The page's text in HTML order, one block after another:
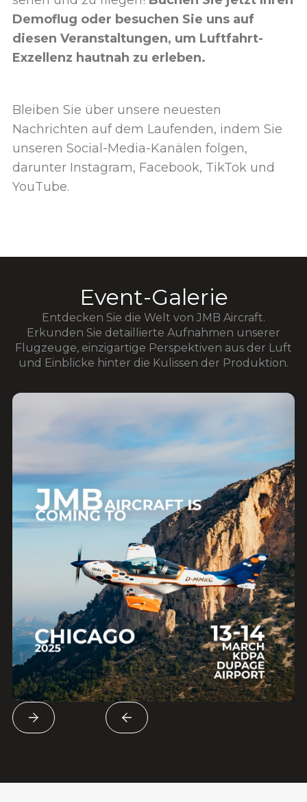
Demoflug oder besuchen Sie uns auf
diesen Veranstaltungen, um Luftfahrt-
Exzellenz hautnah zu erleben.
Bleiben Sie über unsere neuesten
Nachrichten auf dem Laufenden, indem Sie
unseren Social-Media-Kanälen folgen,
darunter Instagram, Facebook, TikTok und
YouTube.
Event-Galerie
Entdecken Sie die Welt von JMB Aircraft.
Erkunden Sie detaillierte Aufnahmen unserer
Flugzeuge, einzigartige Perspektiven aus der Luft
und Einblicke hinter die Kulissen der Produktion.